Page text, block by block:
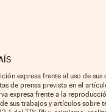
expresa frente al uso de sus
de prensa prevista en el
expresa frente a la
sus trabajos y artículos sobre